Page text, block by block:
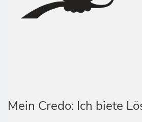
Mein Credo: Ich biete